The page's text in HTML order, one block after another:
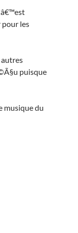
pour les
puisque
musique du